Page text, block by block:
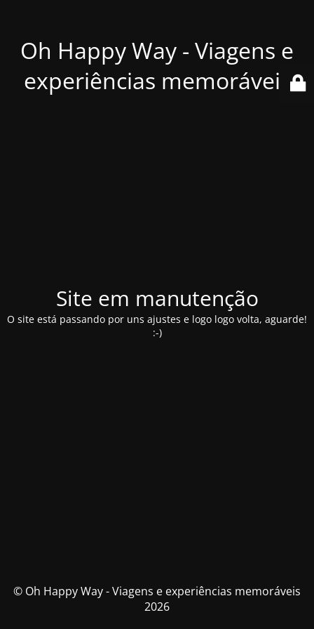
Oh Happy Way - Viagens e
experiências memoráveis
Site em manutenção
O site está passando por uns ajustes e logo logo volta, aguarde!
:-)
© Oh Happy Way - Viagens e experiências memoráveis
2026